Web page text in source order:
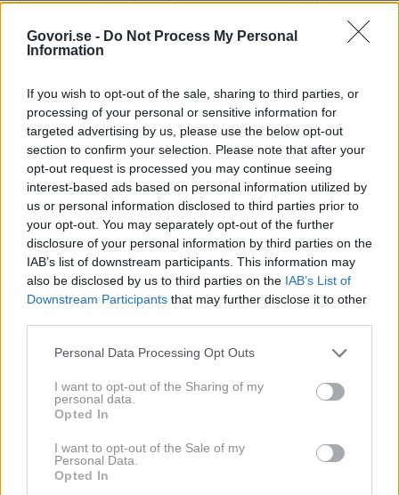
Govori.se - Do Not Process My Personal
Information
If you wish to opt-out of the sale, sharing to third parties, or
processing of your personal or sensitive information for
targeted advertising by us, please use the below opt-out
section to confirm your selection. Please note that after your
opt-out request is processed you may continue seeing
interest-based ads based on personal information utilized by
us or personal information disclosed to third parties prior to
your opt-out. You may separately opt-out of the further
disclosure of your personal information by third parties on the
IAB’s list of downstream participants. This information may
also be disclosed by us to third parties on the IAB’s List of
Downstream Participants that may further disclose it to other
Personal Data Processing Opt Outs
I want to opt-out of the Sharing of my
personal data.
Opted In
I want to opt-out of the Sale of my
Personal Data.
Opted In
se dalo – z velikim ovinkom izognil
4.45Ko snemam, se zbudim malce pred peto. No,
potem pa čisto zares vstanem ob petih.
5.00–5.10
Izginem v kopalnico, kjer se pripravim na
nov dan.
5.10–5.15Ta del dneva je pri meni namenjen
meditaciji.
Odpravim se od doma, čez pol ure pa sem že
6.15 – 7.00 Čas, ki ga preživim v maski in tuhtam, da